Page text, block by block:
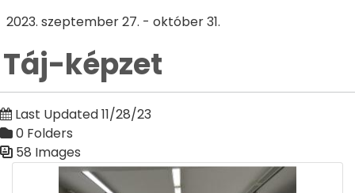
2023. szeptember 27. - október 31.
Táj-képzet
Last Updated 11/28/23
0 Folders
58 Images
Media Gallery